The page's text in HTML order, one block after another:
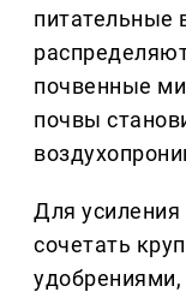
питательные
почвенные
почвы
Для
сочетать